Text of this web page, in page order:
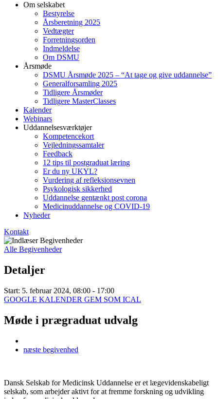
Om selskabet
Bestyrelse
Årsberetning 2025
Vedtægter
Forretningsorden
Indmeldelse
Om DSMU
Årsmøde
DSMU Årsmøde 2025 – “At tage og give uddannelse”
Generalforsamling 2025
Tidligere Årsmøder
Tidligere MasterClasses
Kalender
Webinars
Uddannelsesværktøjer
Kompetencekort
Vejledningssamtaler
Feedback
12 tips til postgraduat læring
Er du ny UKYL?
Vurdering af refleksionsevnen
Psykologisk sikkerhed
Uddannelse gentænkt post corona
Medicinuddannelse og COVID-19
Nyheder
Kontakt
Alle Begivenheder
Detaljer
Start: 5. februar 2024, 08:00 - 17:00
GOOGLE KALENDER GEM SOM ICAL
Møde i prægraduat udvalg
næste begivenhed
Dansk Selskab for Medicinsk Uddannelse er et lægevidenskabeligt
selskab, som arbejder aktivt for at fremme forskning og udvikling